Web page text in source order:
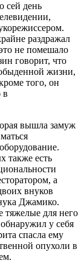
сей день
раздражал
не помешало
говорит, что
жизни,
того, он
в
вышла замуж
также есть
а
внуков
Джамико.
тяжелые для него
у себя
спасла ему
опухоли в